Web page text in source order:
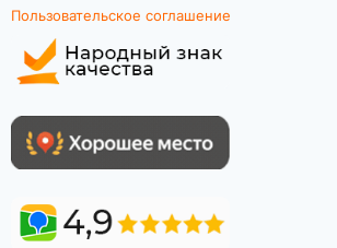
Пользовательское соглашение